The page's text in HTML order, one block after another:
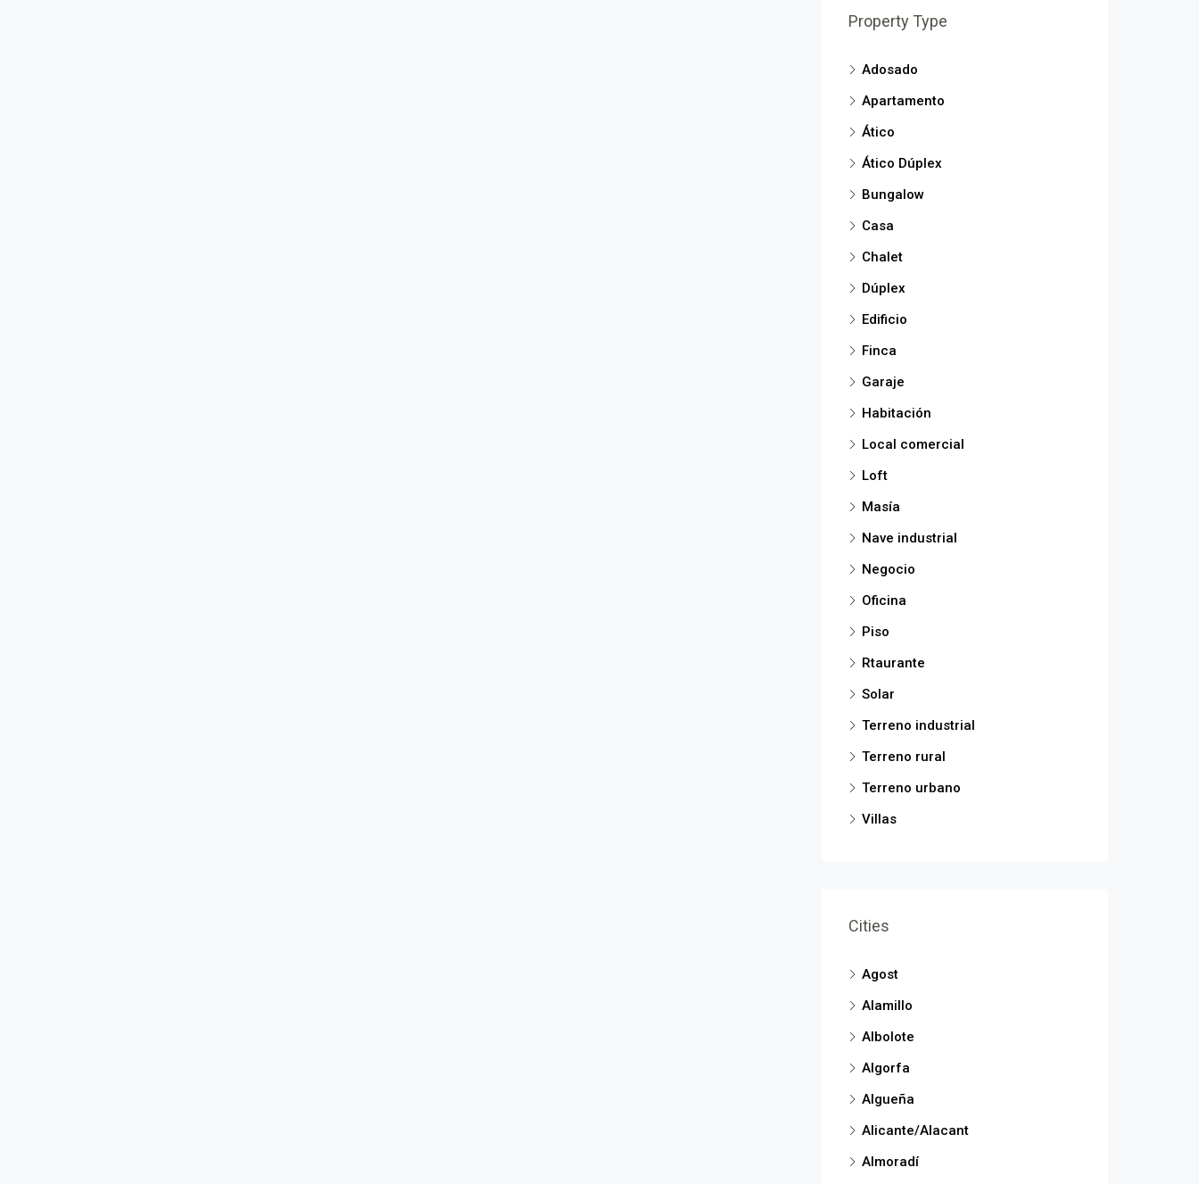
Property Type
Adosado
Apartamento
Ático
Ático Dúplex
Bungalow
Casa
Chalet
Dúplex
Edificio
Finca
Garaje
Habitación
Local comercial
Loft
Masía
Nave industrial
Negocio
Oficina
Piso
Rtaurante
Solar
Terreno industrial
Terreno rural
Terreno urbano
Villas
Cities
Agost
Alamillo
Albolote
Algorfa
Algueña
Alicante/Alacant
Almoradí